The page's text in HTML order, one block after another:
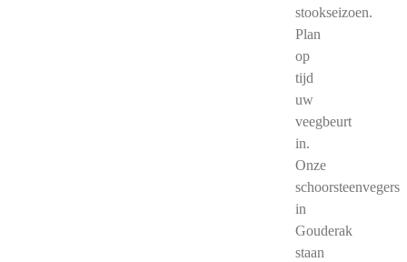
stookseizoen.
Plan
op
tijd
uw
veegbeurt
in.
Onze
schoorsteenvegers
in
Gouderak
staan